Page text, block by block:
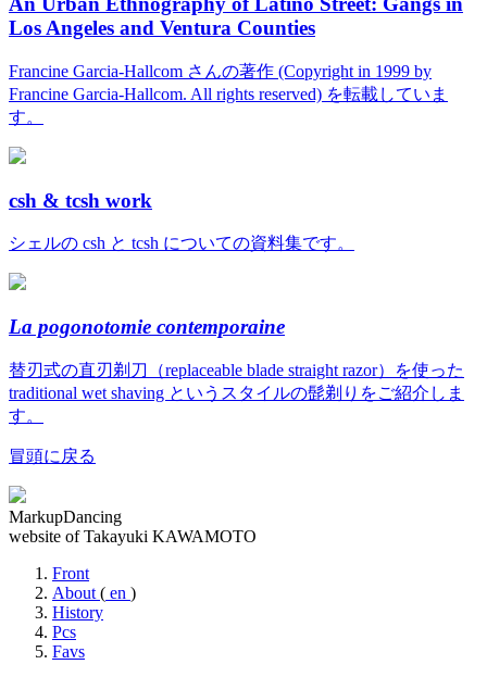
Los Angeles and Ventura Counties
Francine Garcia-Hallcom さんの著作 (Copyright in 1999 by
Francine Garcia-Hallcom. All rights reserved) を転載していま
す。
csh & tcsh work
シェルの csh と tcsh についての資料集です。
La pogonotomie contemporaine
替刃式の直刃剃刀（replaceable blade straight razor）を使った
traditional wet shaving というスタイルの髭剃りをご紹介しま
す。
冒頭に戻る
MarkupDancing
website of Takayuki KAWAMOTO
Front
About ( en )
History
Pcs
Favs